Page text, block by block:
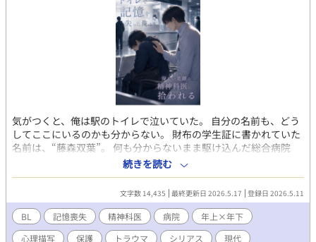
気がつくと、俺は駅のトイレで泣いていた。 自分の名前も、どう
してここにいるのかも分からない。 財布の学生証に書かれていた
名前は、“藤森双葉”。 何も分からないまま駆け込んだ総合病院
で、混乱する俺に声をかけてくれたのは、優しい笑顔の精神科
医・松村和樹だった。 「大丈夫ですよ」 そう言って、否定せず、
急かさず、怖がる俺を受け止めてくれる先生。 けれど、失った記
憶の奥には、思い出したくない“何か”があるようで――。 記憶を
失った大学生と、穏やかな精神科医の、静かな救済の話。 ※第一
部完結済 双葉の“失われた時間”については、まだ何も分かってい
続きを読む
文字数 14,435 最終更新日 2026.5.17 登録日 2026.5.11
BL 記憶喪失 精神科医 病院
年上×年下
心理描写
保護 トラウマ シリアス 現代